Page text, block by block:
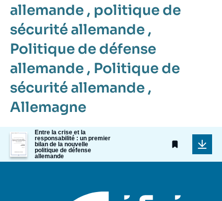
allemande , politique de
sécurité allemande ,
Politique de défense
allemande , Politique de
sécurité allemande ,
Allemagne
Image
de
couverture
de
Entre la crise et la
responsabilité : un premier
bilan de la nouvelle
politique de défense
allemande